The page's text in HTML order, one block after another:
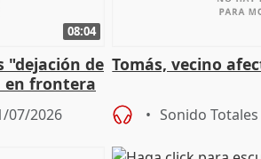
08:04
"dejación de
en frontera
07/2026
Tomás, vecino
Sonido Totales